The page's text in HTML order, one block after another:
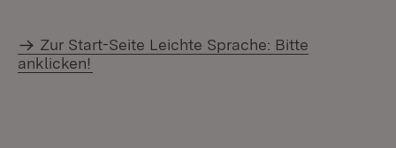
Zur Start-Seite Leichte Sprache: Bitte
anklicken!